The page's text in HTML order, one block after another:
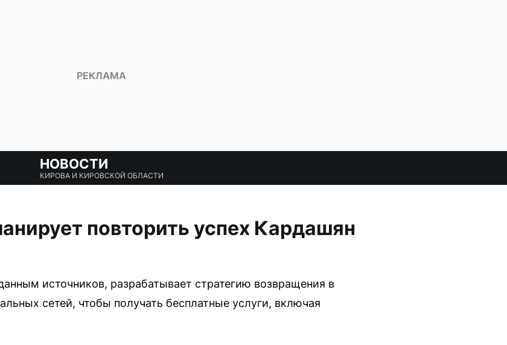
НОВОСТИ
КИРОВА И КИРОВСКОЙ ОБЛАСТИ
повторить успех Кардашян
источников, разрабатывает стратегию возвращения в
сетей, чтобы получать бесплатные услуги, включая